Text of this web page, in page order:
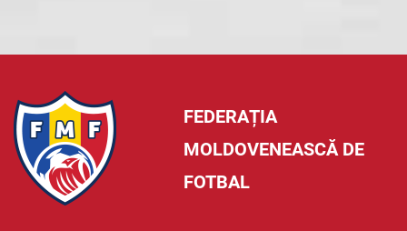
FEDERAȚIA
MOLDOVENEASCĂ DE
FOTBAL